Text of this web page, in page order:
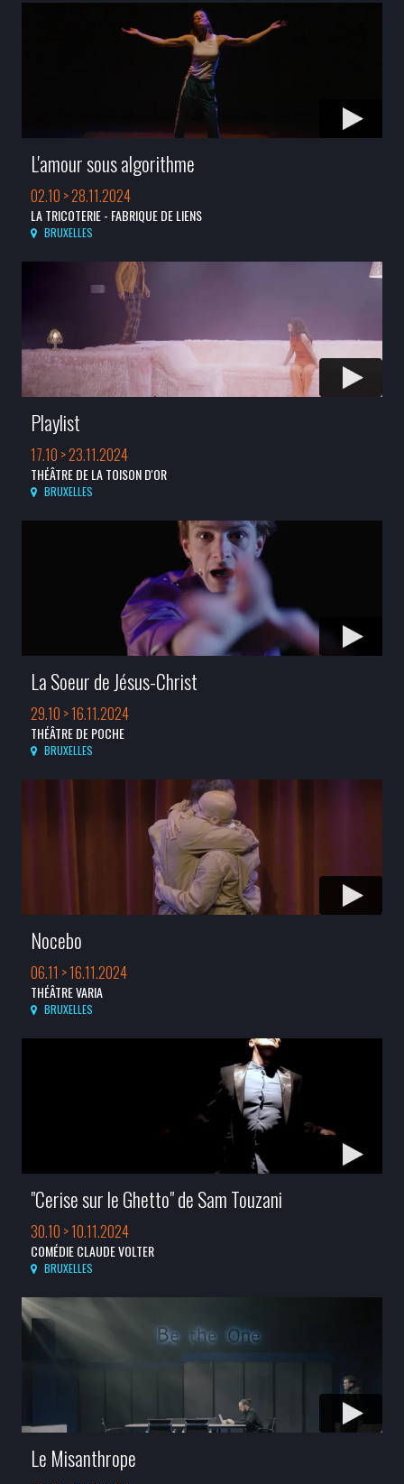
L'amour sous algorithme
02.10 > 28.11.2024
LA TRICOTERIE - FABRIQUE DE LIENS
BRUXELLES
Playlist
17.10 > 23.11.2024
THÉÂTRE DE LA TOISON D'OR
BRUXELLES
La Soeur de Jésus-Christ
29.10 > 16.11.2024
THÉÂTRE DE POCHE
BRUXELLES
Nocebo
06.11 > 16.11.2024
THÉÂTRE VARIA
BRUXELLES
"Cerise sur le Ghetto" de Sam Touzani
30.10 > 10.11.2024
COMÉDIE CLAUDE VOLTER
BRUXELLES
Le Misanthrope